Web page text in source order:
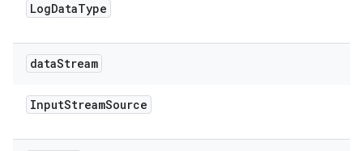
LogDataType
dataStream
InputStreamSource